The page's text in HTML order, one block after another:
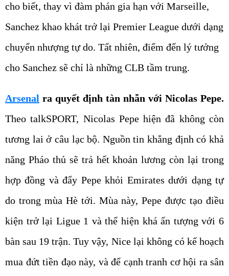
cho biết, thay vì đàm phán gia hạn với Marseille,
Sanchez khao khát trở lại Premier League dưới dạng
chuyển nhượng tự do. Tất nhiên, điểm đến lý tưởng
cho Sanchez sẽ chỉ là những CLB tầm trung.
Arsenal ra quyết định tàn nhẫn với Nicolas Pepe.
Theo talkSPORT, Nicolas Pepe hiện đã không còn
tương lai ở câu lạc bộ. Nguồn tin khẳng định có khả
năng Pháo thủ sẽ trả hết khoản lương còn lại trong
hợp đồng và đẩy Pepe khỏi Emirates dưới dạng tự
do trong mùa Hè tới. Mùa này, Pepe được tạo điều
kiện trở lại Ligue 1 và thể hiện khá ấn tượng với 6
bàn sau 19 trận. Tuy vậy, Nice lại không có kế hoạch
mua đứt tiền đạo này, và để cạnh tranh cơ hội ra sân